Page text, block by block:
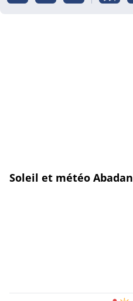
Soleil et météo Abadan